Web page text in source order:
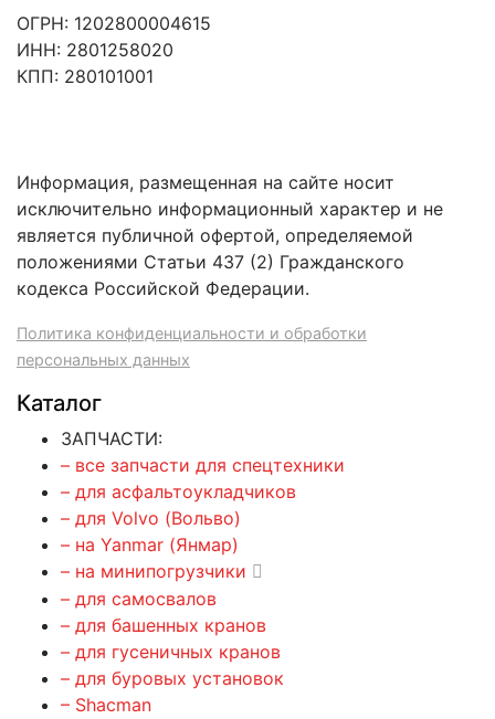
ОГРН: 1202800004615
ИНН: 2801258020
КПП: 280101001
Информация, размещенная на сайте носит
исключительно информационный характер и не
является публичной офертой, определяемой
положениями Статьи 437 (2) Гражданского
кодекса Российской Федерации.
Политика конфиденциальности и обработки
персональных данных
Каталог
ЗАПЧАСТИ:
– все запчасти для спецтехники
– для асфальтоукладчиков
– для Volvo (Вольво)
– на Yanmar (Янмар)
– на минипогрузчики
– для самосвалов
– для башенных кранов
– для гусеничных кранов
– для буровых установок
– Shacman